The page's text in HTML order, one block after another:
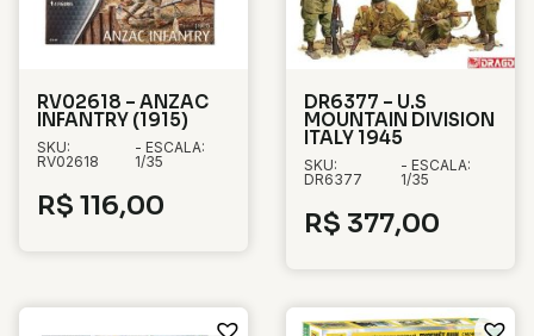
RV02618 – ANZAC
INFANTRY (1915)
SKU:
RV02618
- ESCALA:
1/35
R$ 116,00
DR6377 – U.S
MOUNTAIN DIVISION
ITALY 1945
SKU:
DR6377
- ESCALA:
1/35
R$ 377,00